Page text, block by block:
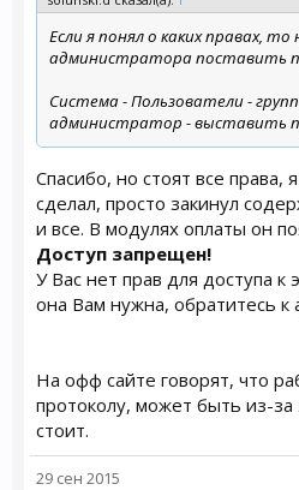
Если я понял о каких правах, то
администратора поставить
Система - Пользователи -
администратор - выставить
Спасибо, но стоят все права,
сделал, просто закинул
и все. В модулях оплаты он
Доступ запрещен!
У Вас нет прав для доступа к
она Вам нужна, обратитесь к
На офф сайте говорят, что
протоколу, может быть из-за
стоит.
29 сен 2015